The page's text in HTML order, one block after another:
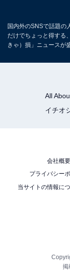
国内外のSNSで話題の
だけでちょっと得する
きゃ）損」ニュースが
All
イチオ
会社概要
プライバシー
当サイトの情報に
掲